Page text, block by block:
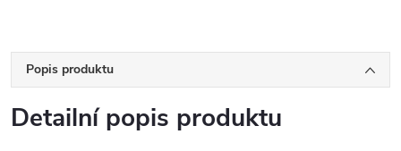
Popis produktu
Detailní popis produktu